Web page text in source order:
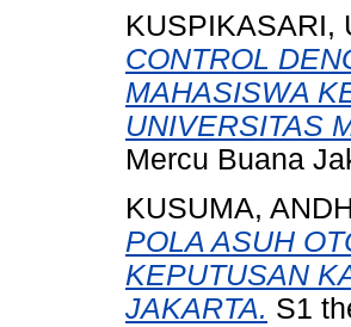
KUSPIKASARI,
CONTROL
MAHASISWA
UNIVERSITAS
Mercu Buana
KUSUMA,
POLA ASUH
KEPUTUSAN
JAKARTA. S1